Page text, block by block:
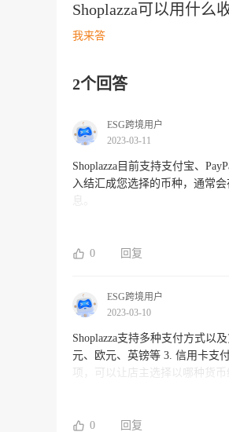
Shoplazza可以用什么
我来答
2个回答
ESG跨境用户
2023-03-11
Shoplazza目前支持支付宝、
入结汇成您选择的币种，通常
息。
0 回复
ESG跨境用户
2023-03-10
Shoplazza支持多种支付方式以及货币结算，具体包括： 1. 支付宝，适用
元、欧元、英镑等 3. 信用卡支付，适用于多
项，可以让店主选择以哪种货
0 回复